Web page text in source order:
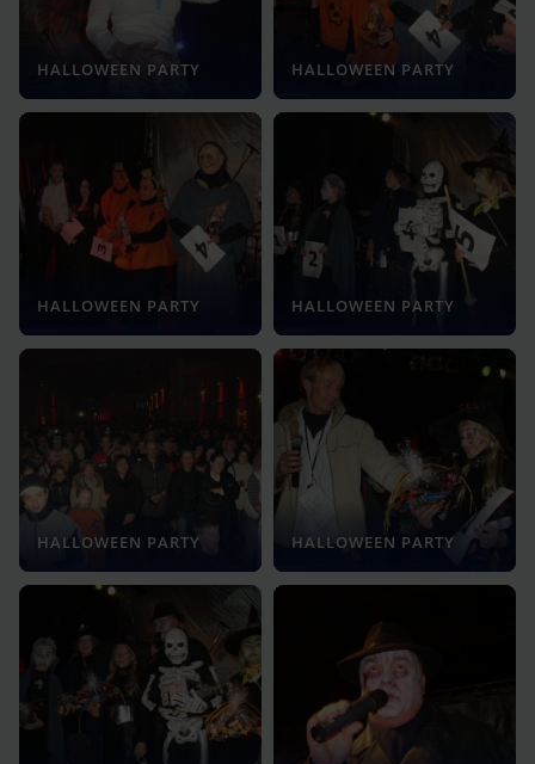
HALLOWEEN PARTY HALLOWEEN PARTY
HALLOWEEN PARTY HALLOWEEN PARTY
HALLOWEEN PARTY HALLOWEEN PARTY